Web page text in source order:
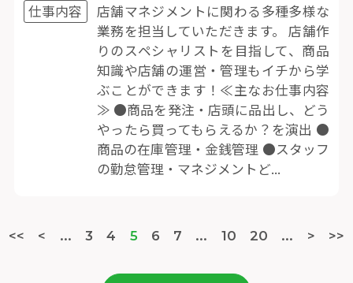
仕事内容
店舗マネジメントに関わる多種多様な
業務を担当していただきます。 店舗作
りのスペシャリストを目指して、商品
知識や店舗の運営・管理もイチから学
ぶことができます！≪主なお仕事内容
≫ ●商品を発注・店頭に品出し、どう
やったら買ってもらえるか？を演出 ●
商品の在庫管理・金銭管理 ●スタッフ
の勤怠管理・マネジメントど...
<< < ... 3 4 5 6 7 ... 10 20 ... > >>